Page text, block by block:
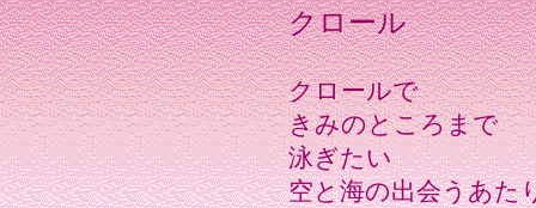
クロール
クロールで
きみのところまで
泳ぎたい
空と海の出会うあた